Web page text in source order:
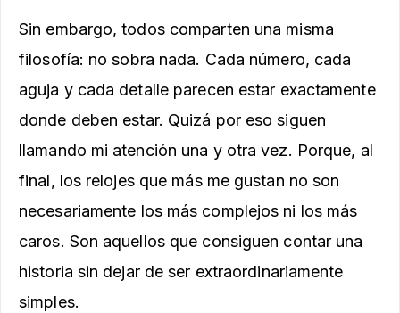
Sin embargo, todos comparten una misma
filosofía: no sobra nada. Cada número, cada
aguja y cada detalle parecen estar exactamente
donde deben estar. Quizá por eso siguen
llamando mi atención una y otra vez. Porque, al
final, los relojes que más me gustan no son
necesariamente los más complejos ni los más
caros. Son aquellos que consiguen contar una
historia sin dejar de ser extraordinariamente
simples.